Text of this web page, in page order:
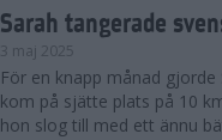
Sarah tangerade
3 maj 2025
För en knapp månad
kom på sjätte plats på 10
hon slog till med ett ännu